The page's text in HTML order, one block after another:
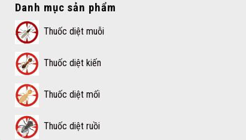
Danh mục sản phẩm
Thuốc diệt muỗi
Thuốc diệt kiến
Thuốc diệt mối
Thuốc diệt ruồi